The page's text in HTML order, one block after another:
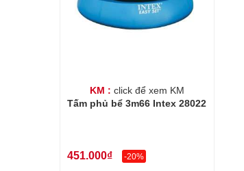
KM : click để xem KM
Tấm phủ bể 3m66 Intex 28022
451.000₫ -20%